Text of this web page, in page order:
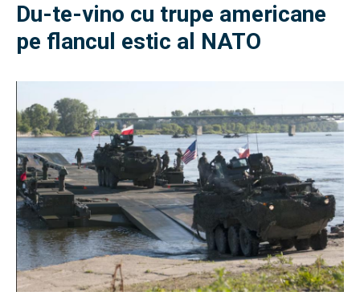
Du-te-vino cu trupe americane
pe flancul estic al NATO